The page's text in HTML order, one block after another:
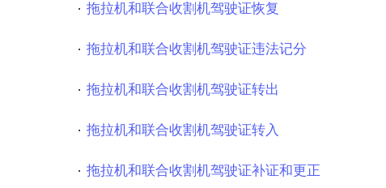
拖拉机和联合收割机驾驶证恢复
拖拉机和联合收割机驾驶证违法记分
拖拉机和联合收割机驾驶证转出
拖拉机和联合收割机驾驶证转入
拖拉机和联合收割机驾驶证补证和更正